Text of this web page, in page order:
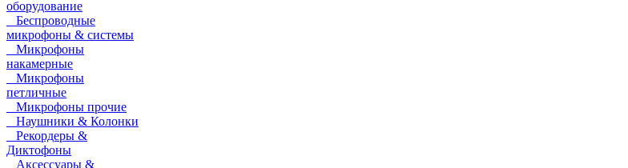
оборудование
Беспроводные
микрофоны & системы
Микрофоны
накамерные
Микрофоны
петличные
Микрофоны прочие
Наушники & Колонки
Рекордеры &
Диктофоны
Аксессуары &